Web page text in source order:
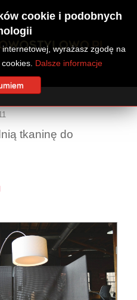
tkaninę do
cookie i podobnych
wyrażasz zgodę na
Dalsze informacje